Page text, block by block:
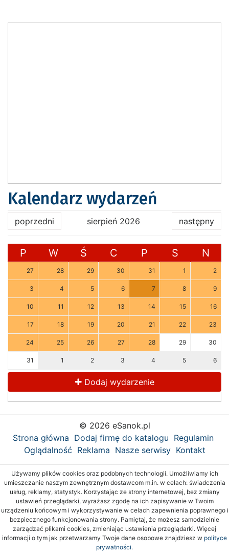
Kalendarz wydarzeń
poprzedni sierpień 2026 następny
P W Ś C P S N
27 28 29 30 31 1 2
3 4 5 6 7 8 9
10 11 12 13 14 15 16
17 18 19 20 21 22 23
24 25 26 27 28 29 30
31 1 2 3 4 5 6
Dodaj wydarzenie
© 2026 eSanok.pl
Strona główna Dodaj firmę do katalogu Regulamin
Oglądalność Reklama Nasze serwisy Kontakt
Używamy plików cookies oraz podobnych technologii. Umożliwiamy ich
umieszczanie naszym zewnętrznym dostawcom m.in. w celach: świadczenia
usług, reklamy, statystyk. Korzystając ze strony internetowej, bez zmiany
ustawień przeglądarki, wyrażasz zgodę na ich zapisywanie w Twoim
urządzeniu końcowym i wykorzystywanie w celach zapewnienia poprawnego i
bezpiecznego funkcjonowania strony. Pamiętaj, że możesz samodzielnie
zarządzać plikami cookies, zmieniając ustawienia przeglądarki. Więcej
informacji o tym jak przetwarzamy Twoje dane osobowe znajdziesz w polityce
prywatności.